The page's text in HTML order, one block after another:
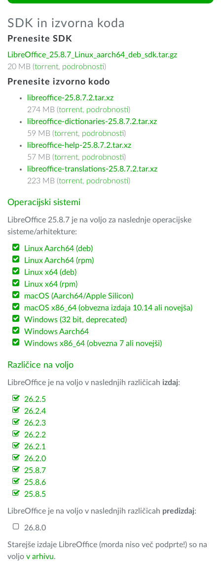
SDK in izvorna koda
Prenesite SDK
LibreOffice_25.8.7_Linux_aarch64_deb_sdk.tar.gz
20 MB (torrent, podrobnosti)
Prenesite izvorno kodo
libreoffice-25.8.7.2.tar.xz
274 MB (torrent, podrobnosti)
libreoffice-dictionaries-25.8.7.2.tar.xz
59 MB (torrent, podrobnosti)
libreoffice-help-25.8.7.2.tar.xz
57 MB (torrent, podrobnosti)
libreoffice-translations-25.8.7.2.tar.xz
223 MB (torrent, podrobnosti)
Operacijski sistemi
LibreOffice 25.8.7 je na voljo za naslednje operacijske
sisteme/arhitekture:
Linux Aarch64 (deb)
Linux Aarch64 (rpm)
Linux x64 (deb)
Linux x64 (rpm)
macOS (Aarch64/Apple Silicon)
macOS x86_64 (obvezna izdaja 10.14 ali novejša)
Windows (32 bit, deprecated)
Windows Aarch64
Windows x86_64 (obvezna 7 ali novejši)
Različice na voljo
LibreOffice je na voljo v naslednjih različicah izdaj:
26.2.5
26.2.4
26.2.3
26.2.2
26.2.1
26.2.0
25.8.7
25.8.6
25.8.5
LibreOffice je na voljo v naslednjih različicah predizdaj:
26.8.0
Starejše izdaje LibreOffice (morda niso več podprte!) so na
voljo v arhivu.